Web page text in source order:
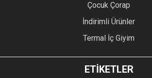
Çocuk Çorap
İndirimli Ürünler
Termal İç Giyim
ETİKETLER